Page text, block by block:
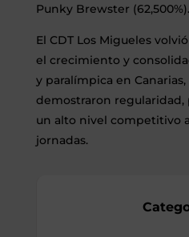
Punky Brewster (62,500%).
El CDT Los Migueles
el crecimiento y
y paralímpica en
demostraron
un alto nivel competitivo
jornadas.